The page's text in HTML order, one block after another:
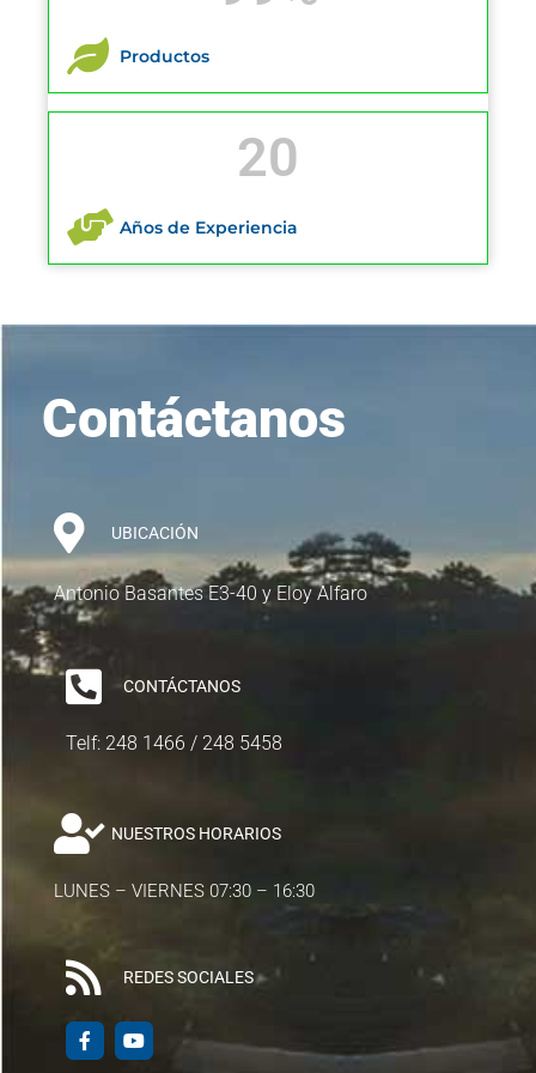
Productos
20
Años de Experiencia
Contáctanos
UBICACIÓN
Antonio Basantes E3-40 y Eloy Alfaro
CONTÁCTANOS
Telf: 248 1466 / 248 5458
NUESTROS HORARIOS
LUNES – VIERNES 07:30 – 16:30
REDES SOCIALES
F
a
c
Y
o
u